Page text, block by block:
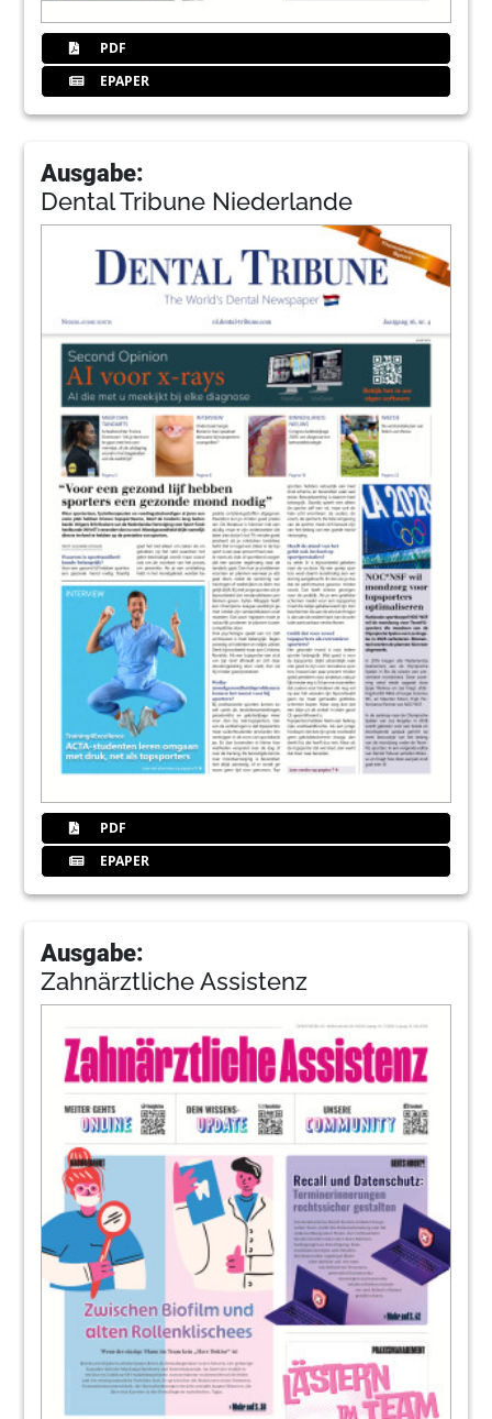
PDF
EPAPER
Ausgabe:
Dental Tribune Niederlande
PDF
EPAPER
Ausgabe:
Zahnärztliche Assistenz